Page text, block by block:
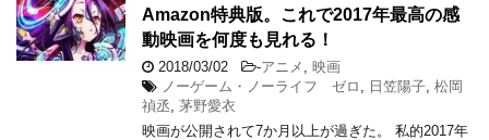
Amazon特典版。これで2017年最高の感
動映画を何度も見れる！
2018/03/02 -アニメ
映画
ノーゲーム・ノーライフ ゼロ
日笠陽子 松岡
禎丞 茅野愛衣
映画が公開されて7か月以上が過ぎた。 私的2017年